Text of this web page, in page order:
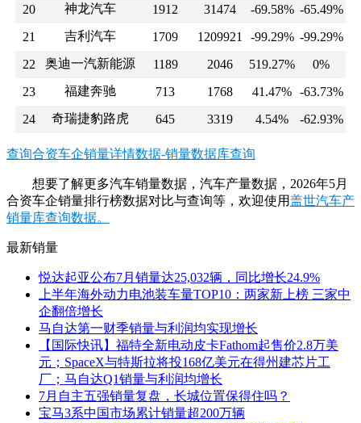
20
神龙汽车 1912 31474 -69.58% -65.49%
21
吉利汽车 1709 1209921 -99.29% -99.29%
22
奥迪一汽新能源 1189 2046 519.27%
0%
23
福建奔驰 713 1768 41.47% -63.73%
24
奇瑞捷豹路虎 645 3319 4.54% -62.93%
查询合资车企销量详情数据-销量数据库查询
想要了解更多汽车销量数据，汽车产量数据，2026年5月
合资车企销量排行榜数据对比与查询等，欢迎使用盖世汽车产
销量库查询数据。
最新销量
悦达起亚公布7月销量达25,032辆，同比增长24.9%
上半年海外动力电池装车量TOP10：两家新上榜 三家中
企翻倍增长
马自达第一财季销量与利润均实现增长
【国际快讯】福特全新电动皮卡Fathom起售价2.8万美
元；SpaceX与特斯拉将投168亿美元在得州建芯片工
厂；马自达Q1销量与利润均增长
7月自主五强销量复盘，长城位置保得住吗？
宝马3系中国市场累计销量超200万辆